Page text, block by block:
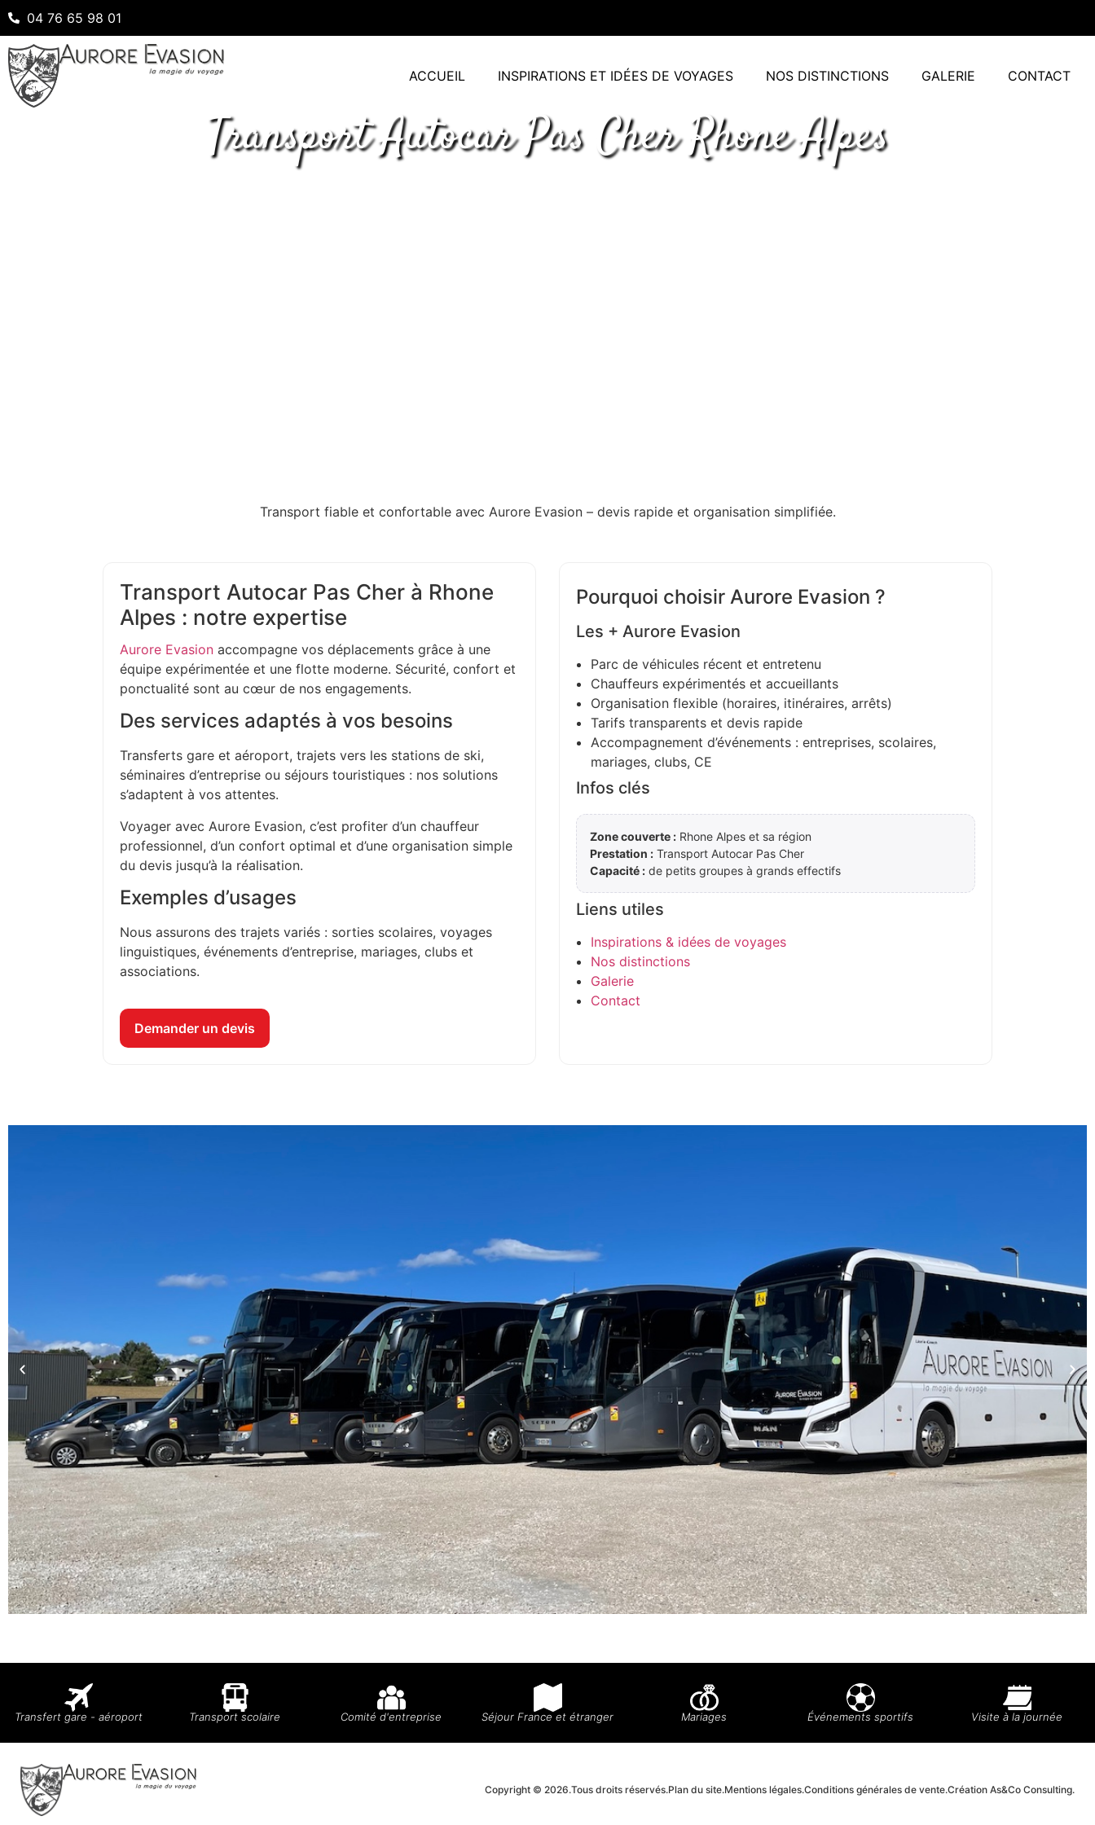
04 76 65 98 01
ACCUEIL INSPIRATIONS ET IDÉES DE VOYAGES NOS DISTINCTIONS GALERIE CONTACT
Transport Autocar Pas Cher Rhone Alpes
Transport fiable et confortable avec Aurore Evasion – devis rapide et organisation simplifiée.
Transport Autocar Pas Cher à Rhone
Alpes : notre expertise
Aurore Evasion accompagne vos déplacements grâce à une
équipe expérimentée et une flotte moderne. Sécurité, confort et
ponctualité sont au cœur de nos engagements.
Des services adaptés à vos besoins
Transferts gare et aéroport, trajets vers les stations de ski,
séminaires d’entreprise ou séjours touristiques : nos solutions
s’adaptent à vos attentes.
Voyager avec Aurore Evasion, c’est profiter d’un chauffeur
professionnel, d’un confort optimal et d’une organisation simple
du devis jusqu’à la réalisation.
Exemples d’usages
Nous assurons des trajets variés : sorties scolaires, voyages
linguistiques, événements d’entreprise, mariages, clubs et
associations.
Demander un devis
Pourquoi choisir Aurore Evasion ?
Les + Aurore Evasion
Parc de véhicules récent et entretenu
Chauffeurs expérimentés et accueillants
Organisation flexible (horaires, itinéraires, arrêts)
Tarifs transparents et devis rapide
Accompagnement d’événements : entreprises, scolaires,
mariages, clubs, CE
Infos clés
Zone couverte : Rhone Alpes et sa région
Prestation : Transport Autocar Pas Cher
Capacité : de petits groupes à grands effectifs
Liens utiles
Inspirations & idées de voyages
Nos distinctions
Galerie
Contact
Transfert gare - aéroport Transport scolaire Comité d'entreprise Séjour France et étranger Mariages Événements sportifs Visite à la journée
Copyright © 2026.Tous droits réservés.Plan du site.Mentions légales.Conditions générales de vente.Création As&Co Consulting.